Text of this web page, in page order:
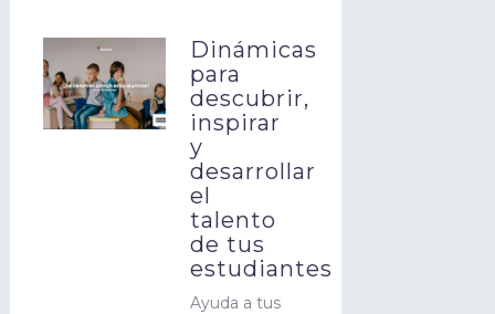
Dinámicas
para
descubrir,
inspirar
y
desarrollar
el
talento
de tus
estudiantes
Ayuda a tus